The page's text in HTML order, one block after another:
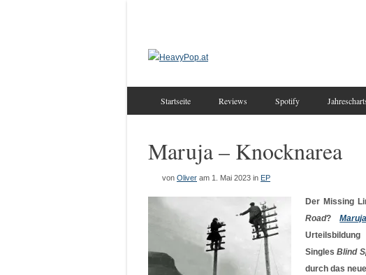
Startseite Reviews Spotify
Maruja – Knocknarea
von Oliver am 1. Mai 2023 in EP
Der Missing
Road?Maruja
SinglesBlind
durch das